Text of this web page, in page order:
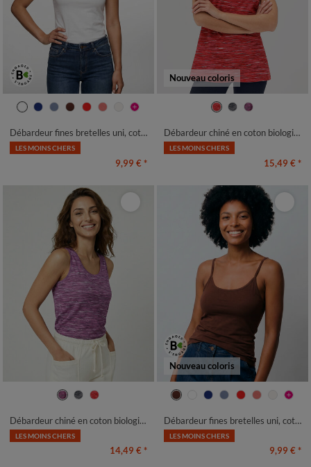
34/36 38/40 42/44
46/48
Débardeur fines bretelles uni, coton bio**
LES MOINS CHERS
9,99 € *
Nouveau coloris
38/40 42/44
Débardeur chiné en coton biologique(**)
LES MOINS CHERS
15,49 € *
38/40 42/44
Débardeur chiné en coton biologique(**)
LES MOINS CHERS
14,49 € *
Nouveau coloris
34/36 38/40 42/44
46/48
Débardeur fines bretelles uni, coton bio**
LES MOINS CHERS
9,99 € *